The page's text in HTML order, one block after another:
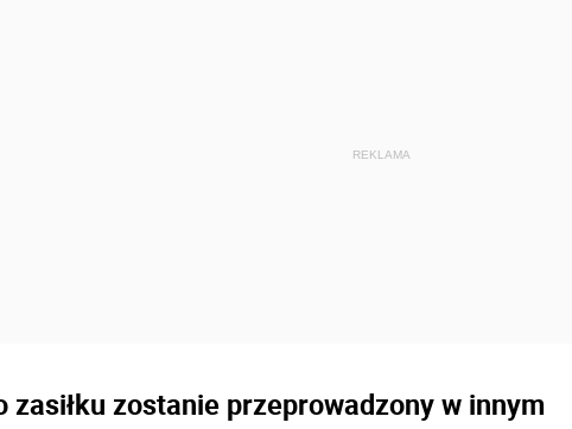
zostanie przeprowadzony w innym